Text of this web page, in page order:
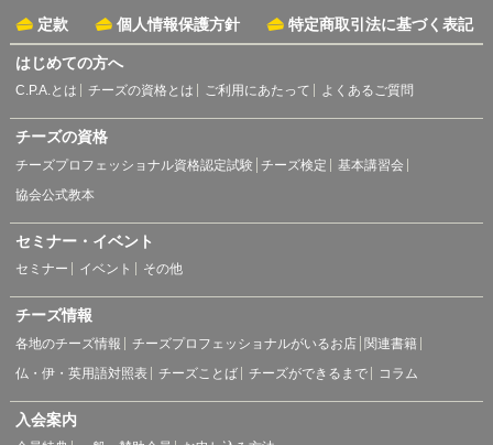
定款 個人情報保護方針 特定商取引法に基づく表記
はじめての方へ
C.P.A.とは チーズの資格とは ご利用にあたって よくあるご質問
チーズの資格
チーズプロフェッショナル資格認定試験 チーズ検定
基本講習会
協会公式教本
セミナー・イベント
セミナー イベント その他
チーズ情報
各地のチーズ情報 チーズプロフェッショナルがいるお店 関連書籍
仏・伊・英用語対照表
チーズことば チーズができるまで コラム
入会案内